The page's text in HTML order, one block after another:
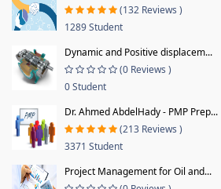
(132 Reviews )
1289 Student
Dynamic and Positive displacem...
(0 Reviews )
0 Student
Dr. Ahmed AbdelHady - PMP Prep...
(213 Reviews )
3371 Student
Project Management for Oil and...